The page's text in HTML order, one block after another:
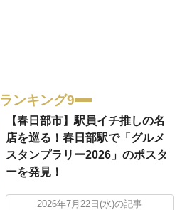
ランキング9
【春日部市】駅員イチ推しの名
店を巡る！春日部駅で「グルメ
スタンプラリー2026」のポスタ
ーを発見！
2026年7月22日(水)の記事